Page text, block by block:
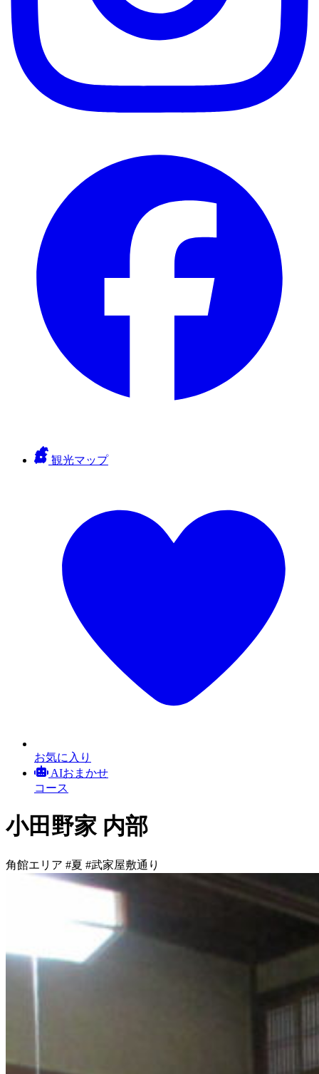
観光マップ
お気に入り
AIおまかせ
コース
小田野家 内部
角館エリア #夏 #武家屋敷通り